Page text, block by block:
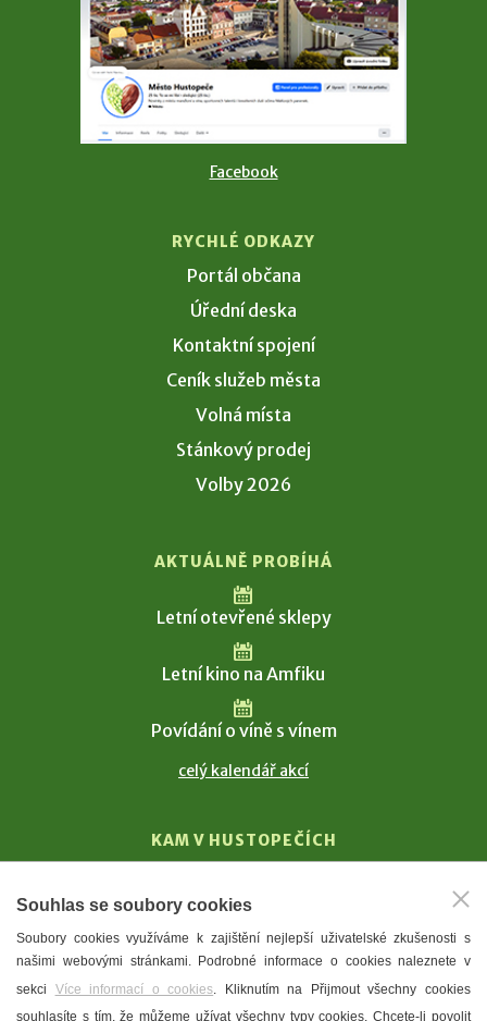
Facebook
RYCHLÉ ODKAZY
Portál občana
Úřední deska
Kontaktní spojení
Ceník služeb města
Volná místa
Stánkový prodej
Volby 2026
AKTUÁLNĚ PROBÍHÁ
Letní otevřené sklepy
Letní kino na Amfiku
Povídání o víně s vínem
celý kalendář akcí
KAM V HUSTOPEČÍCH
T. G. Masaryk
Mandloně
Ubytování
Restaurace
Souhlas se soubory cookies
Soubory cookies využíváme k zajištění nejlepší uživatelské zkušenosti s
našimi webovými stránkami. Podrobné informace o cookies naleznete v
sekci Více informací o cookies. Kliknutím na Přijmout všechny cookies
souhlasíte s tím, že můžeme užívat všechny typy cookies. Chcete-li povolit